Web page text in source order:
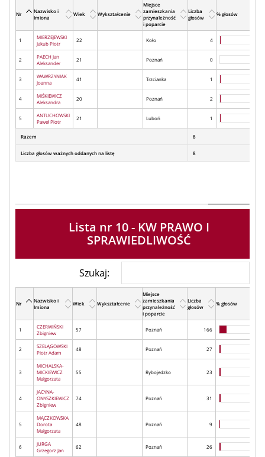
Nr
Nazwisko i
Imiona
Wiek Wykształcenie
Miejsce
zamieszkania
przynależność
i poparcie
Liczba
głosów
% głosów
1
MIERZEJEWSKI
Jakub Piotr
22 Koło 4
2
PAECH Jan
Aleksander
21 Poznań 0
3
WAWRZYNIAK
Joanna
41 Trzcianka 1
4
MIŚKIEWICZ
Aleksandra
20 Poznań 2
5
ANTUCHOWSKI
Paweł Piotr
21 Luboń 1
Razem 8
Liczba głosów ważnych oddanych na listę 8
Lista nr 10 - KW PRAWO I
SPRAWIEDLIWOŚĆ
Szukaj:
Nr
Nazwisko i
Imiona
Wiek Wykształcenie
Miejsce
zamieszkania
przynależność
i poparcie
Liczba
głosów
% głosów
1
CZERWIŃSKI
Zbigniew
57 Poznań 166
2
SZELĄGOWSKI
Piotr Adam
48 Poznań 27
3
MICHALSKA-
MICKIEWICZ
Małgorzata
55 Rybojedzko 23
4
JACYNA-
ONYSZKIEWICZ
Zbigniew
74 Poznań 31
5
MĄCZKOWSKA
Dorota
Małgorzata
48 Poznań 9
6
JURGA
Grzegorz Jan
62 Poznań 26